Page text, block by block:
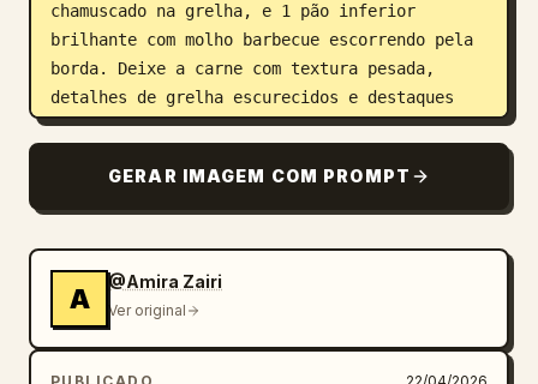
chamuscado na grelha, e 1 pão inferior
brilhante com molho barbecue escorrendo pela
borda. Deixe a carne com textura pesada,
detalhes de grelha escurecidos e destaques
suculentos. Adicione faíscas e vapor subindo
coloque um logotipo circular de fast-food
perto do canto superior esquerdo, seguido por
desgastado em três linhas empilhadas lendo
FLAME GRILLED PERFECTION
um slogan curto em letras maiúsculas menores
com uma barra ou sublinhado laranja, lendo
GERAR IMAGEM COM PROMPT
A
@Amira Zairi
Ver original